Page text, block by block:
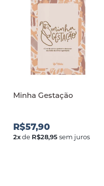
Minha Gestação
R$57,90
2xde R$28,95sem juros